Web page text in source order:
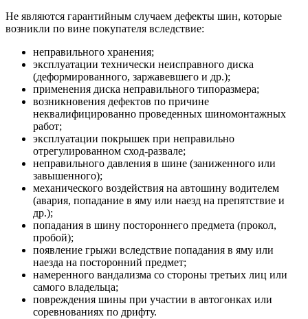
Не являются гарантийным случаем дефекты шин, которые
возникли по вине покупателя вследствие:
неправильного хранения;
эксплуатации технически неисправного диска
(деформированного, заржавевшего и др.);
применения диска неправильного типоразмера;
возникновения дефектов по причине
неквалифицированно проведенных шиномонтажных
работ;
эксплуатации покрышек при неправильно
отрегулированном сход-развале;
неправильного давления в шине (заниженного или
завышенного);
механического воздействия на автошину водителем
(авария, попадание в яму или наезд на препятствие и
др.);
попадания в шину постороннего предмета (прокол,
пробой);
появление грыжи вследствие попадания в яму или
наезда на посторонний предмет;
намеренного вандализма со стороны третьих лиц или
самого владельца;
повреждения шины при участии в автогонках или
соревнованиях по дрифту.